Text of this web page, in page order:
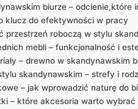
biurze – odcienie,które
klucz do efektywności w pracy
przestrzeń roboczą w stylu
mebli – funkcjonalność i
– drewno w skandynawskim
skandynawskim – strefy i
– jak wprowadzić naturę do
– które akcesoria warto wybrać